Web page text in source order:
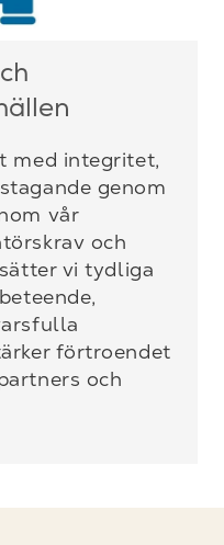
med integritet,
genom
vår
och
vi tydliga
förtroendet
och